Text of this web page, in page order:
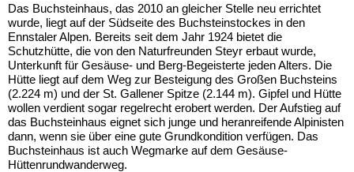
Das Buchsteinhaus, das 2010 an gleicher Stelle neu errichtet
wurde, liegt auf der Südseite des Buchsteinstockes in den
Ennstaler Alpen. Bereits seit dem Jahr 1924 bietet die
Schutzhütte, die von den Naturfreunden Steyr erbaut wurde,
Unterkunft für Gesäuse- und Berg-Begeisterte jeden Alters. Die
Hütte liegt auf dem Weg zur Besteigung des Großen Buchsteins
(2.224 m) und der St. Gallener Spitze (2.144 m). Gipfel und Hütte
wollen verdient sogar regelrecht erobert werden. Der Aufstieg auf
das Buchsteinhaus eignet sich junge und heranreifende Alpinisten
dann, wenn sie über eine gute Grundkondition verfügen. Das
Buchsteinhaus ist auch Wegmarke auf dem Gesäuse-
Hüttenrundwanderweg.